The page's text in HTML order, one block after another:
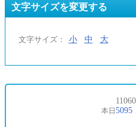
文字サイズを変更する
文字サイズ： 小 中 大